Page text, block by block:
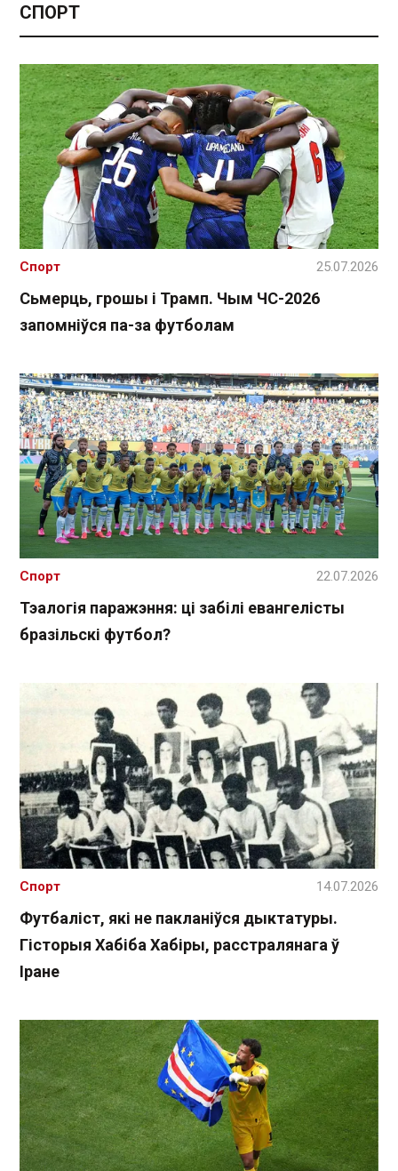
СПОРТ
Сьмерць, грошы і Трамп. Чым ЧС-2026
запомніўся па-за футболам
Спорт 25.07.2026
Тэалогія паражэння: ці забілі евангелісты
бразільскі футбол?
Спорт 22.07.2026
Футбаліст, які не пакланіўся дыктатуры.
Гісторыя Хабіба Хабіры, расстралянага ў
Іране
Спорт 14.07.2026